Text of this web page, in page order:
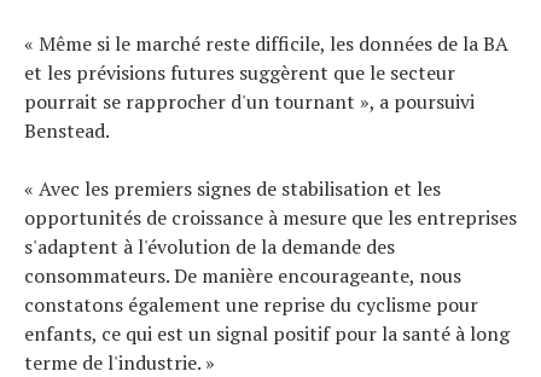
« Même si le marché reste difficile, les données de la BA
et les prévisions futures suggèrent que le secteur
pourrait se rapprocher d'un tournant », a poursuivi
Benstead.
« Avec les premiers signes de stabilisation et les
opportunités de croissance à mesure que les entreprises
s'adaptent à l'évolution de la demande des
consommateurs. De manière encourageante, nous
constatons également une reprise du cyclisme pour
enfants, ce qui est un signal positif pour la santé à long
terme de l'industrie. »